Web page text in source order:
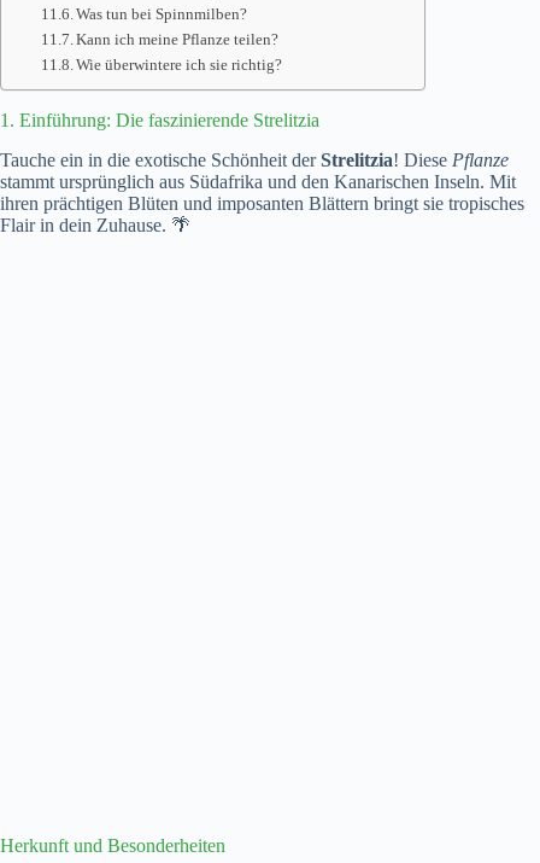
Was tun bei Spinnmilben?
Kann ich meine Pflanze teilen?
Wie überwintere ich sie richtig?
1. Einführung: Die faszinierende Strelitzia
Tauche ein in die exotische Schönheit derStrelitzia! Diese Pflanze
stammt ursprünglich aus Südafrika und den Kanarischen Inseln. Mit
ihren prächtigen Blüten und imposanten Blättern bringt sie tropisches
Flair in dein Zuhause. 🌴
Herkunft und Besonderheiten